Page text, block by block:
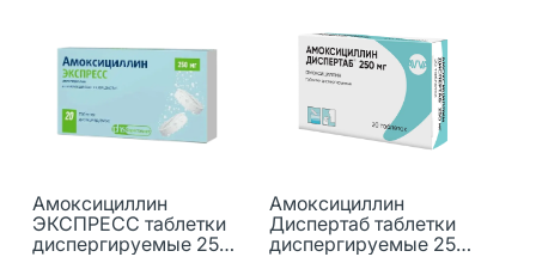
Амоксициллин
ЭКСПРЕСС таблетки
диспергируемые 250
Амоксициллин
Диспертаб таблетки
диспергируемые 250